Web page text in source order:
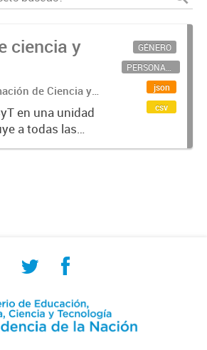
ciencia y
de Ciencia y
(SICYTAR)
en una unidad
a todas las
GÉNERO
PERSONAL CIENTÍFICO-TECNOLÓGICO
json
csv